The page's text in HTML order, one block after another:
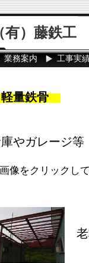
）藤鉄工
業務案内 工事実
量鉄骨
やガレージ等
像をクリックし
老